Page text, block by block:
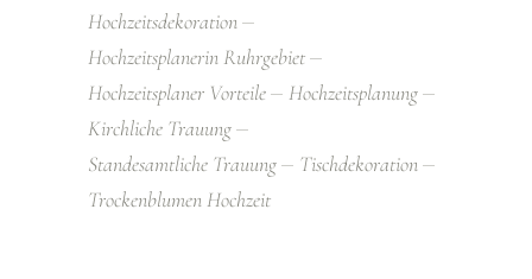
Hochzeitsdekoration
Hochzeitsplanerin Ruhrgebiet
Hochzeitsplaner Vorteile
Hochzeitsplanung
Kirchliche Trauung
Standesamtliche Trauung
Tischdekoration
Trockenblumen Hochzeit